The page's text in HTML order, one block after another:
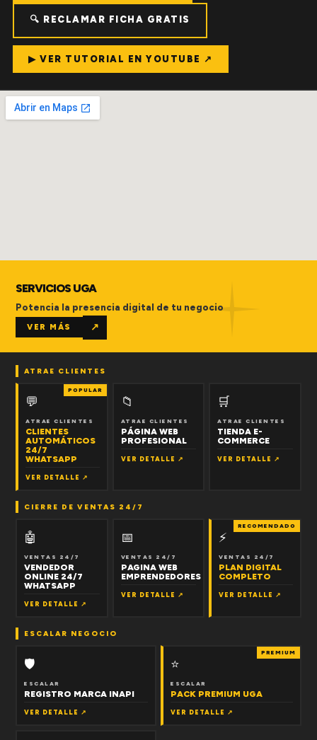
🔍 RECLAMAR FICHA GRATIS
▶ VER TUTORIAL EN YOUTUBE ↗
SERVICIOS UGA
Potencia la presencia digital de tu negocio
VER MÁS ↗
ATRAE CLIENTES
POPULAR
💬
ATRAE CLIENTES
CLIENTES
AUTOMÁTICOS
24/7
WHATSAPP
VER DETALLE ↗
📁
ATRAE CLIENTES
PÁGINA WEB
PROFESIONAL
VER DETALLE ↗
🛒
ATRAE CLIENTES
TIENDA E-
COMMERCE
VER DETALLE ↗
CIERRE DE VENTAS 24/7
🤖
VENTAS 24/7
VENDEDOR
ONLINE 24/7
WHATSAPP
VER DETALLE ↗
📅
VENTAS 24/7
PAGINA WEB
EMPRENDEDORES
VER DETALLE ↗
RECOMENDADO
⚡
VENTAS 24/7
PLAN DIGITAL
COMPLETO
VER DETALLE ↗
ESCALAR NEGOCIO
🛡
ESCALAR
REGISTRO MARCA INAPI
VER DETALLE ↗
PREMIUM
⭐
ESCALAR
PACK PREMIUM UGA
VER DETALLE ↗